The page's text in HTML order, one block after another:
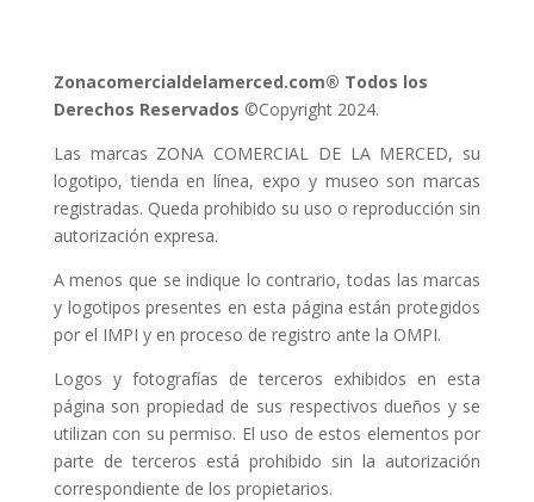
Zonacomercialdelamerced.com® Todos los
Derechos Reservados ©Copyright 2024.
Las marcas ZONA COMERCIAL DE LA MERCED, su
logotipo, tienda en línea, expo y museo son marcas
registradas. Queda prohibido su uso o reproducción sin
autorización expresa.
A menos que se indique lo contrario, todas las marcas
y logotipos presentes en esta página están protegidos
por el IMPI y en proceso de registro ante la OMPI.
Logos y fotografías de terceros exhibidos en esta
página son propiedad de sus respectivos dueños y se
utilizan con su permiso. El uso de estos elementos por
parte de terceros está prohibido sin la autorización
correspondiente de los propietarios.